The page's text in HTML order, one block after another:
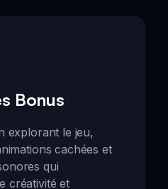
Bonus
explorant le jeu,
cachées et
qui
créativité et